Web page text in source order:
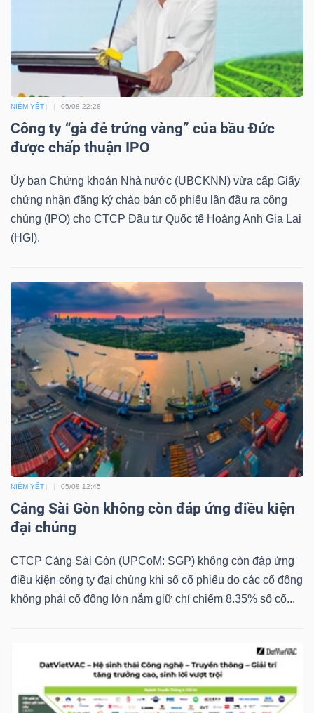
NIÊM YẾT 05/08 22:28
Công ty “gà đẻ trứng vàng” của bầu Đức
được chấp thuận IPO
Ủy ban Chứng khoán Nhà nước (UBCKNN) vừa cấp Giấy
chứng nhận đăng ký chào bán cổ phiếu lần đầu ra công
chúng (IPO) cho CTCP Đầu tư Quốc tế Hoàng Anh Gia Lai
(HGI).
NIÊM YẾT 05/08 12:45
Cảng Sài Gòn không còn đáp ứng điều kiện
đại chúng
CTCP Cảng Sài Gòn (UPCoM: SGP) không còn đáp ứng
điều kiện công ty đại chúng khi số cổ phiếu do các cổ đông
không phải cổ đông lớn nắm giữ chỉ chiếm 8.35% số cổ...
XUẤT
DỮ
LIỆU
Ngành
(-)
VS-
SECTOR
NĂNG
LƯỢNG
NGUYÊN
VẬT
LIỆU
CÔNG
NGHIỆP
DÙNG
THIẾT